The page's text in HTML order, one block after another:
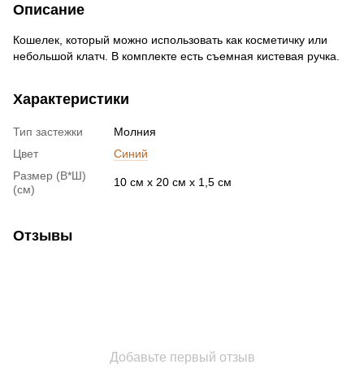
Описание
Кошелек, который можно использовать как косметичку или
небольшой клатч. В комплекте есть съемная кистевая ручка.
Характеристики
Тип застежки
Молния
Цвет
Синий
Размер (В*Ш)
(см)
10 см x 20 см x 1,5 см
Отзывы
Добавьте первый отзыв